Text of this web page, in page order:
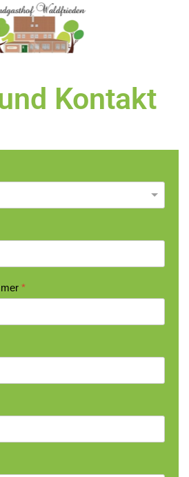
Kontakt
*